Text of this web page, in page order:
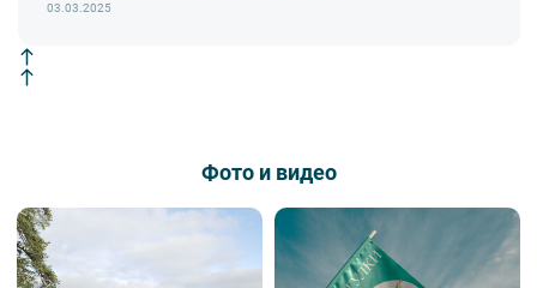
03.03.2025
Фото и видео